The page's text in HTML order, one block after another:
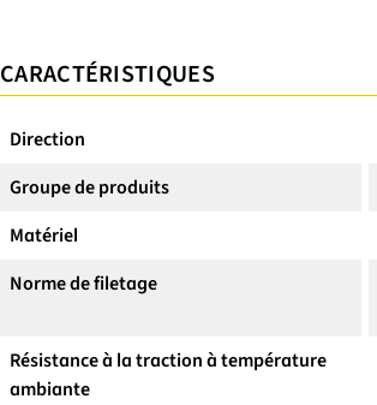
CARACTÉRISTIQUES
Direction
Groupe de produits
Matériel
Norme de filetage
Résistance à la traction à température
ambiante